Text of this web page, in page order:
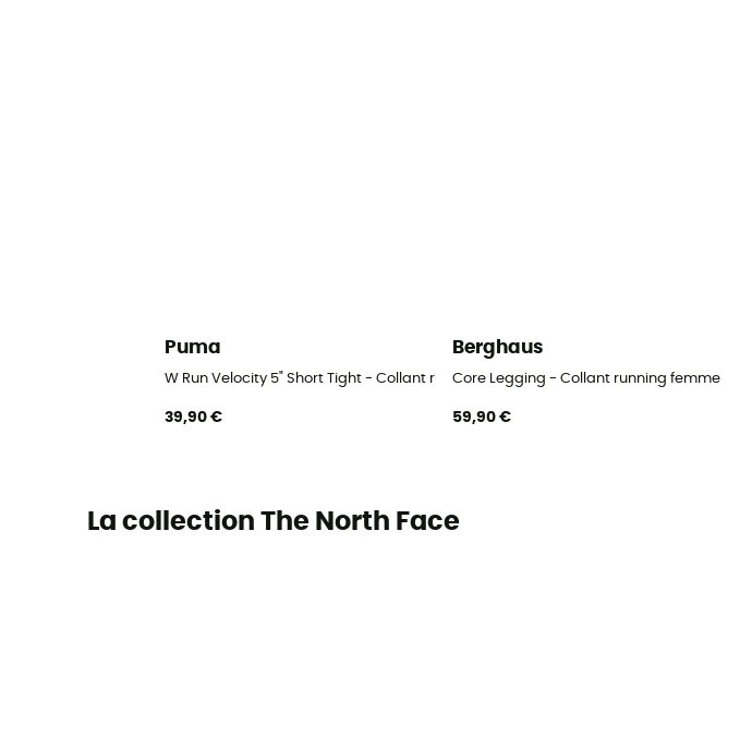
Puma
W Run Velocity 5" Short Tight - Collant running femme
39,90 €
Berghaus
Core Legging - Collant running femme
59,90 €
La collection The North Face